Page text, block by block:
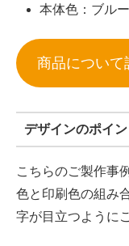
本体色：ブルー
商品につい
デザインのポイン
こちらのご製作事
色と印刷色の組み
字が目立つように